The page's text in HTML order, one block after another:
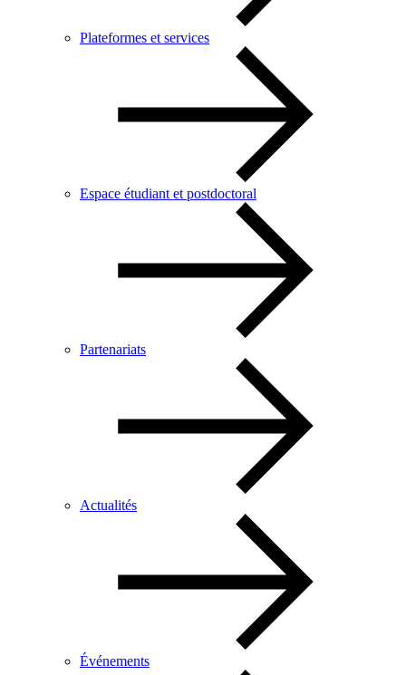
Plateformes et services
Espace étudiant et postdoctoral
Partenariats
Actualités
Événements